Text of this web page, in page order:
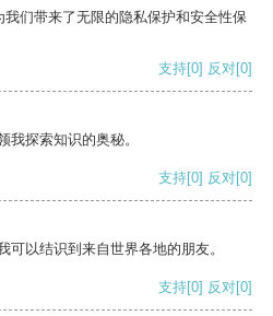
们带来了无限的隐私保护和安全性保
支持[0] 反对[0]
我探索知识的奥秘。
支持[0] 反对[0]
以结识到来自世界各地的朋友。
支持[0] 反对[0]